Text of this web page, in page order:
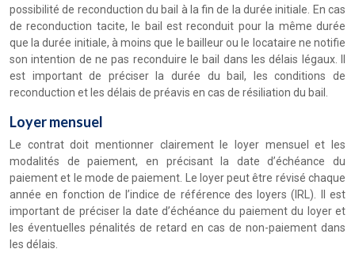
possibilité de reconduction du bail à la fin de la durée initiale. En cas
de reconduction tacite, le bail est reconduit pour la même durée
que la durée initiale, à moins que le bailleur ou le locataire ne notifie
son intention de ne pas reconduire le bail dans les délais légaux. Il
est important de préciser la durée du bail, les conditions de
reconduction et les délais de préavis en cas de résiliation du bail.
Loyer mensuel
Le contrat doit mentionner clairement le loyer mensuel et les
modalités de paiement, en précisant la date d’échéance du
paiement et le mode de paiement. Le loyer peut être révisé chaque
année en fonction de l’indice de référence des loyers (IRL). Il est
important de préciser la date d’échéance du paiement du loyer et
les éventuelles pénalités de retard en cas de non-paiement dans
les délais.